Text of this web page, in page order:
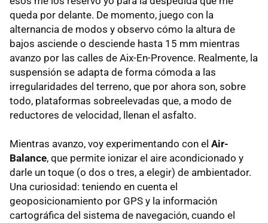
queda por delante. De momento, juego con la
alternancia de modos y observo cómo la altura de
bajos asciende o desciende hasta 15 mm mientras
avanzo por las calles de Aix-En-Provence. Realmente, la
suspensión se adapta de forma cómoda a las
irregularidades del terreno, que por ahora son, sobre
todo, plataformas sobreelevadas que, a modo de
reductores de velocidad, llenan el asfalto.
Mientras avanzo, voy experimentando con el Air-
Balance, que permite ionizar el aire acondicionado y
darle un toque (o dos o tres, a elegir) de ambientador.
Una curiosidad: teniendo en cuenta el
geoposicionamiento por GPS y la información
cartográfica del sistema de navegación, cuando el